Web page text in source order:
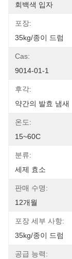
회백색 입자
포장:
35kg/종이 드럼
Cas:
9014-01-1
후각:
약간의 발효 냄새
온도:
15~60C
분류:
세제 효소
판매 수명:
12개월
포장 세부 사항:
35kg/종이 드럼
공급 능력: